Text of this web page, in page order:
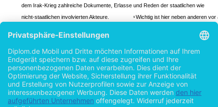
dem Irak-Krieg zahlreiche Dokumente, Erlasse und Reden der staatlichen wie
nicht-staatlichen involvierten Akteure. 9 Wichtig ist hier neben anderen vor
untersuchenden Abschnitt der römischen Geschichte und zur Verfassung der
Römischen Republik allgemein ist das Werk des Polybios aus dem zweiten
Jahrhundert vor Christus. 10 Dazu kommt die spätere Darstellung der
Geschichte des Titus Livius. Über den Aufbau des römischen Staates